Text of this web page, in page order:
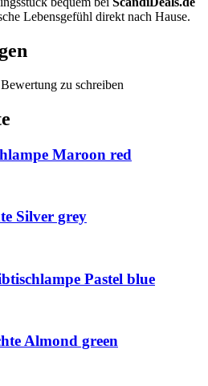
Lebensgefühl direkt nach Hause.
zu schreiben
Maroon red
Silver grey
Pastel blue
Almond green